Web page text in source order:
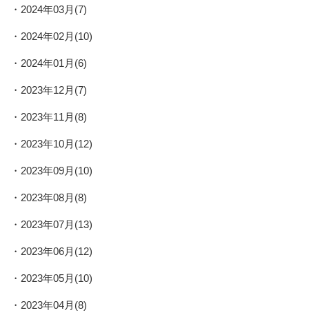
2024年03月(7)
2024年02月(10)
2024年01月(6)
2023年12月(7)
2023年11月(8)
2023年10月(12)
2023年09月(10)
2023年08月(8)
2023年07月(13)
2023年06月(12)
2023年05月(10)
2023年04月(8)